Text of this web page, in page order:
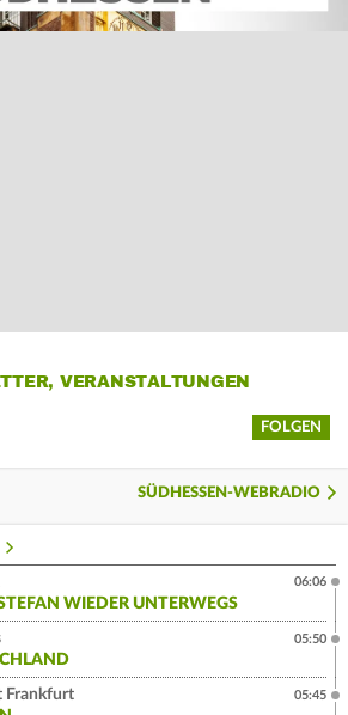
VERANSTALTUNGEN
FOLGEN
SÜDHESSEN-WEBRADIO
WIEDER UNTERWEGS
06:06
05:50
Frankfurt
05:45